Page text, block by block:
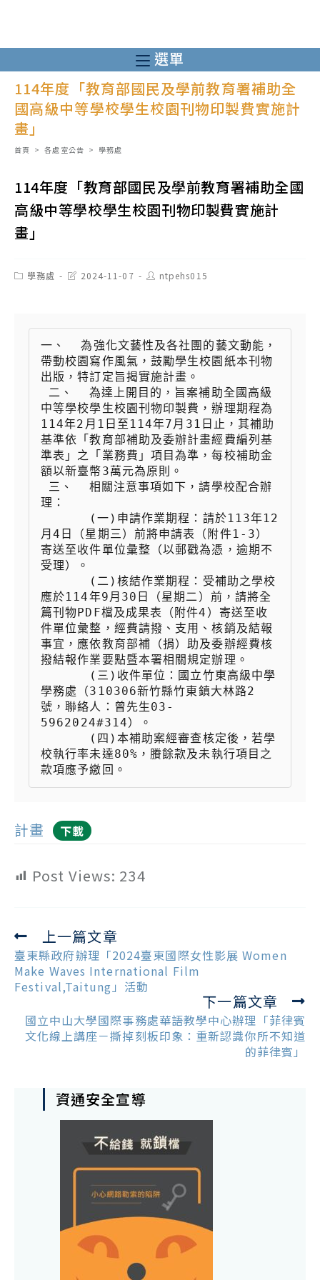
至
主
選單
114年度「教育部國民及學前教育署補助全
國高級中等學校學生校園刊物印製費實施計
畫」
首頁 > 各處室公告 > 學務處
114年度「教育部國民及學前教育署補助全國
高級中等學校學生校園刊物印製費實施計
畫」
Post學務處
Post2024-11-07
Post
author:
ntpehs015
一、  為強化文藝性及各社團的藝文動能，
帶動校園寫作風氣，鼓勵學生校園紙本刊物
出版，特訂定旨揭實施計畫。
中等學校學生校園刊物印製費，辦理期程為
114年2月1日至114年7月31日止，其補助
基準依「教育部補助及委辦計畫經費編列基
準表」之「業務費」項目為準，每校補助金
額以新臺幣3萬元為原則。
理：
月4日（星期三）前將申請表（附件1-3）
寄送至收件單位彙整（以郵戳為憑，逾期不
受理）。
應於114年9月30日（星期二）前，請將全
篇刊物PDF檔及成果表（附件4）寄送至收
件單位彙整，經費請撥、支用、核銷及結報
事宜，應依教育部補（捐）助及委辦經費核
撥結報作業要點暨本署相關規定辦理。
學務處（310306新竹縣竹東鎮大林路2
號，聯絡人：曾先生03-
5962024#314）。
校執行率未達80%，賸餘款及未執行項目之
款項應予繳回。
計畫 下載
Post Views: 234
Read
more
articles
上一篇文章
臺東縣政府辦理「2024臺東國際女性影展 Women
Make Waves International Film
Festival,Taitung」活動
下一篇文章
國立中山大學國際事務處華語教學中心辦理「菲律賓
文化線上講座－撕掉刻板印象：重新認識你所不知道
的菲律賓」
資通安全宣導